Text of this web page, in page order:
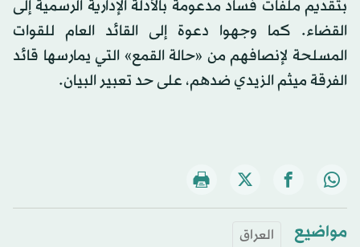
بتقديم ملفات فساد مدعومة بالأدلة الإدارية الرسمية إلى
القضاء. كما وجهوا دعوة إلى القائد العام للقوات
المسلحة لإنصافهم من «حالة القمع» التي يمارسها قائد
الفرقة ميثم الزيدي ضدهم، على حد تعبير البيان.
مواضيع العراق